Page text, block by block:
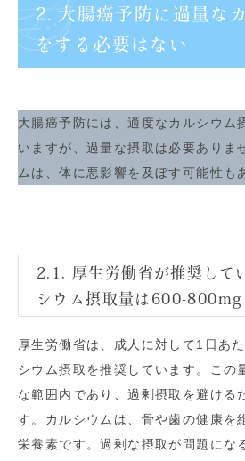
2. 大腸癌予防に過量な
をする必要はない
大腸癌予防には、適度なカルシウム
いますが、過量な摂取は必要ありま
ムは、体に悪影響を及ぼす可能性も
2.1. 厚生労働省が推奨して
シウム摂取量は600-800mg
厚生労働省は、成人に対して1日あ
シウム摂取を推奨しています。この
な範囲内であり、過剰摂取を避ける
す。カルシウムは、骨や歯の健康を
栄養素です。過剰な摂取が問題にな